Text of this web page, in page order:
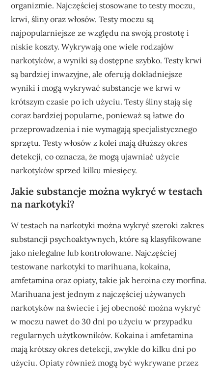
organizmie. Najczęściej stosowane to testy moczu,
krwi, śliny oraz włosów. Testy moczu są
najpopularniejsze ze względu na swoją prostotę i
niskie koszty. Wykrywają one wiele rodzajów
narkotyków, a wyniki są dostępne szybko. Testy krwi
są bardziej inwazyjne, ale oferują dokładniejsze
wyniki i mogą wykrywać substancje we krwi w
krótszym czasie po ich użyciu. Testy śliny stają się
coraz bardziej popularne, ponieważ są łatwe do
przeprowadzenia i nie wymagają specjalistycznego
sprzętu. Testy włosów z kolei mają dłuższy okres
detekcji, co oznacza, że mogą ujawniać użycie
narkotyków sprzed kilku miesięcy.
Jakie substancje można wykryć w testach
na narkotyki?
W testach na narkotyki można wykryć szeroki zakres
substancji psychoaktywnych, które są klasyfikowane
jako nielegalne lub kontrolowane. Najczęściej
testowane narkotyki to marihuana, kokaina,
amfetamina oraz opiaty, takie jak heroina czy morfina.
Marihuana jest jednym z najczęściej używanych
narkotyków na świecie i jej obecność można wykryć
w moczu nawet do 30 dni po użyciu w przypadku
regularnych użytkowników. Kokaina i amfetamina
mają krótszy okres detekcji, zwykle do kilku dni po
użyciu. Opiaty również mogą być wykrywane przez